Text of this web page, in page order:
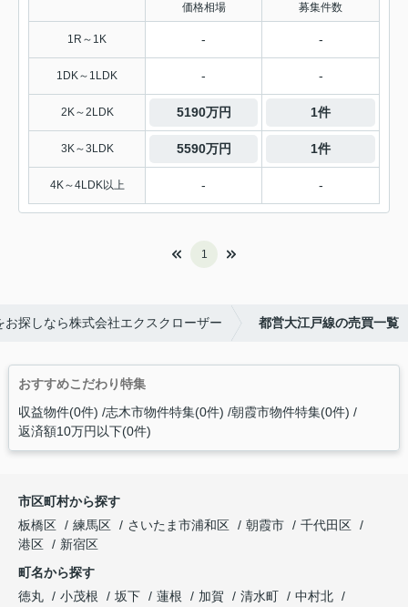
価格相場 募集件数
1R～1K - -
1DK～1LDK - -
2K～2LDK 5190万円 1件
3K～3LDK 5590万円 1件
4K～4LDK以上 - -
1
探しなら株式会社エクスクローザー 都営大江戸線の売買一覧
おすすめこだわり特集
収益物件(0件) 志木市物件特集(0件) 朝霞市物件特集(0件)
返済額10万円以下(0件)
市区町村から探す
板橋区
練馬区 さいたま市浦和区 朝霞市
千代田区
港区
新宿区
町名から探す
徳丸
小茂根 坂下 蓮根 加賀 清水町
中村北